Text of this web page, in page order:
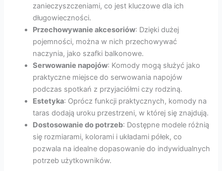
zanieczyszczeniami, co jest kluczowe dla ich
długowieczności.
Przechowywanie akcesoriów: Dzięki dużej
pojemności, można w nich przechowywać
naczynia, jako szafki balkonowe.
Serwowanie napojów: Komody mogą służyć jako
praktyczne miejsce do serwowania napojów
podczas spotkań z przyjaciółmi czy rodziną.
Estetyka: Oprócz funkcji praktycznych, komody na
taras dodają uroku przestrzeni, w której się znajdują.
Dostosowanie do potrzeb: Dostępne modele różnią
się rozmiarami, kolorami i układami półek, co
pozwala na idealne dopasowanie do indywidualnych
potrzeb użytkowników.